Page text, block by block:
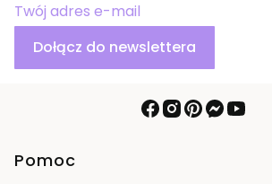
Twój adres e-mail
Dołącz do newslettera
Linki w stopce
Pomoc